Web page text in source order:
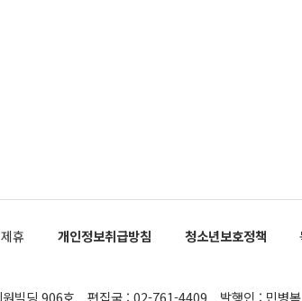
휴 개인정보취급방침 청소년보호정책
빌딩 906호 편집국 : 02-761-4409 발행인 : 민병복